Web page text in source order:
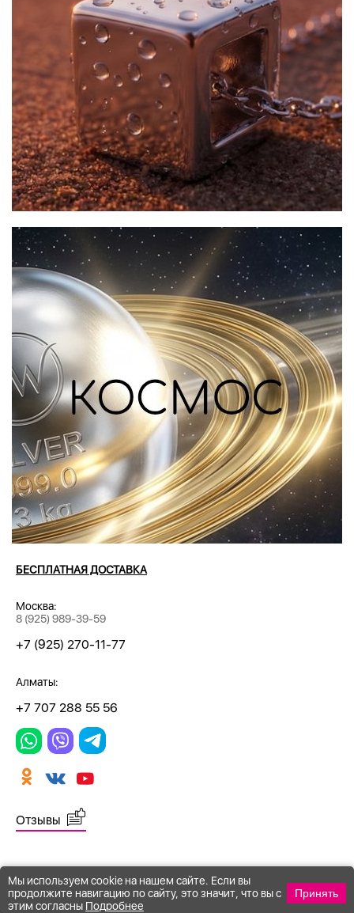
БЕСПЛАТНАЯ ДОСТАВКА
Москва:
8 (925) 989-39-59
+7 (925) 270-11-77
Алматы:
+7 707 288 55 56
Отзывы
Мы используем cookie на нашем сайте. Если вы
продолжите навигацию по сайту, это значит, что вы с
этим согласны Подробнее
Принять